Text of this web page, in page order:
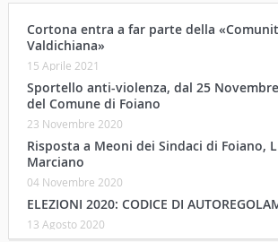
Cortona entra a far parte della
Valdichiana»
15 Aprile 2021
Sportello anti-violenza, dal 25
del Comune di Foiano
23 Novembre 2020
Risposta a Meoni dei Sindaci di Foiano,
Marciano
04 Novembre 2020
ELEZIONI 2020: CODICE DI
13 Agosto 2020